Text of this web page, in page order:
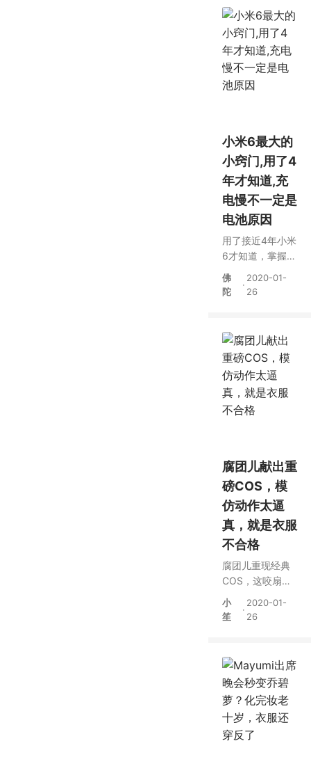
小米6最大的
小窍门,用了4
年才知道,充
电慢不一定是
电池原因
用了接近4年小米
6才知道，掌握这
个小诀窍，充电
速度快一倍不止
佛
陀
·
2020-01-
26
腐团儿献出重
磅COS，模
仿动作太逼
真，就是衣服
不合格
腐团儿重现经典
COS，这咬扇子
的动作，堪称最
美不知火舞
小
笙
·
2020-01-
26